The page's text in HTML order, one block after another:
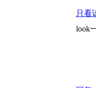
只看
look